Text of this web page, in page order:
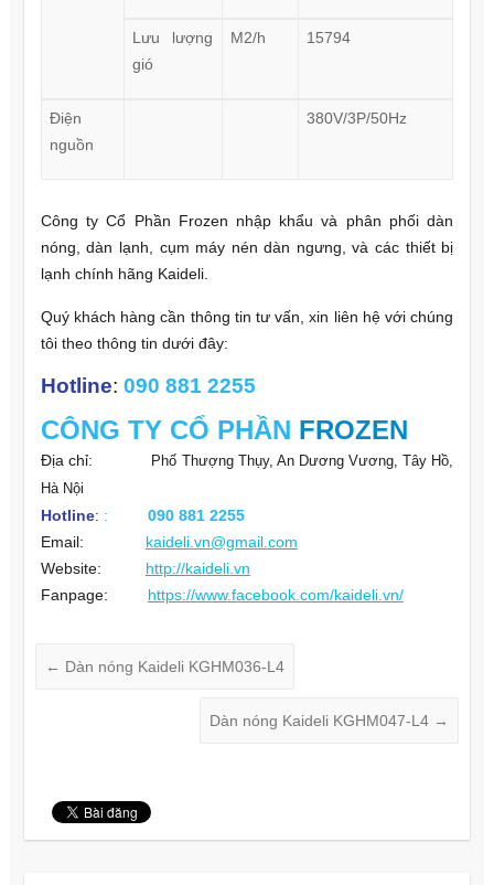
Lưu lượng
gió
M2/h 15794
Điện
nguồn
380V/3P/50Hz
Công ty Cổ Phần Frozen nhập khẩu và phân phối dàn
nóng, dàn lạnh, cụm máy nén dàn ngưng, và các thiết bị
lạnh chính hãng Kaideli.
Quý khách hàng cần thông tin tư vấn, xin liên hệ với chúng
tôi theo thông tin dưới đây:
Hotline: 090 881 2255
CÔNG TYCỔ PHẦN FROZEN
Địa chỉ:
Phố Thượng Thụy, An Dương Vương, Tây Hồ,
Hà Nội
Hotline: : 090 881 2255
Email: kaideli.vn@gmail.com
Website: http://kaideli.vn
Fanpage: https://www.facebook.com/kaideli.vn/
← Dàn nóng Kaideli KGHM036-L4
Dàn nóng Kaideli KGHM047-L4 →